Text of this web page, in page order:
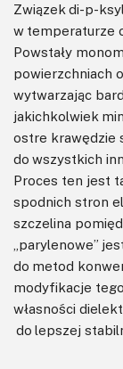
Związek di-p-
w temperaturze
Powstały
powierzchniach
wytwarzając
jakichkolwiek
ostre krawędzie
do wszystkich
Proces ten jest
spodnich stron
szczelina
„parylenowe”
do metod
modyfikacje
własności
do lepszej